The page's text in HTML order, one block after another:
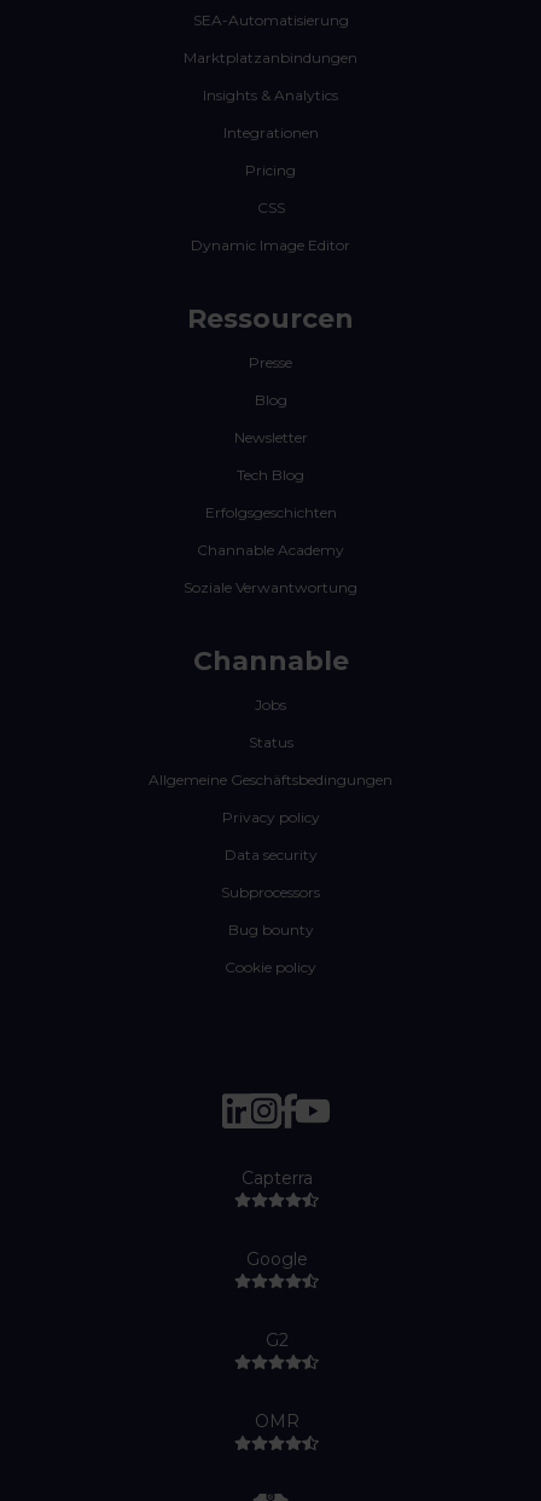
SEA-Automatisierung
Marktplatzanbindungen
Insights & Analytics
Integrationen
Pricing
CSS
Dynamic Image Editor
Ressourcen
Presse
Blog
Newsletter
Tech Blog
Erfolgsgeschichten
Channable Academy
Soziale Verwantwortung
Channable
Jobs
Status
Allgemeine Geschäftsbedingungen
Privacy policy
Data security
Subprocessors
Bug bounty
Cookie policy
Capterra
Google
G2
OMR